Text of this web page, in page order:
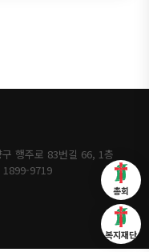
총회
복지재단
행주로 83번길 66, 1층
1899-9719